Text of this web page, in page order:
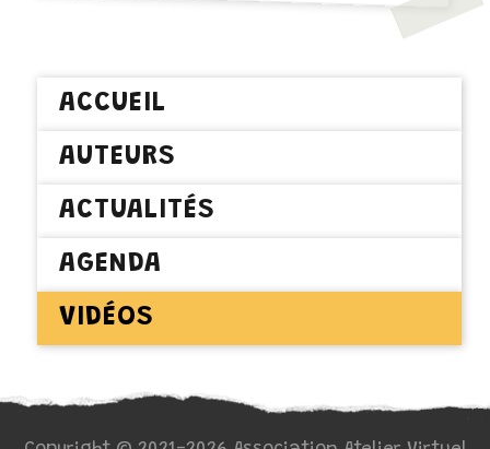
ACCUEIL
AUTEURS
ACTUALITÉS
AGENDA
VIDÉOS